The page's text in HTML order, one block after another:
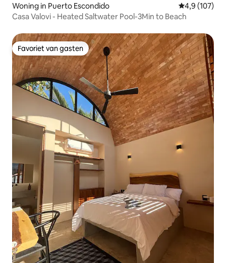
Woning in Puerto Escondido Gemiddelde
4,9 (107)
Casa Valovi - Heated Saltwater Pool-3Min to Beach
Favoriet van gasten
Favoriet van gasten